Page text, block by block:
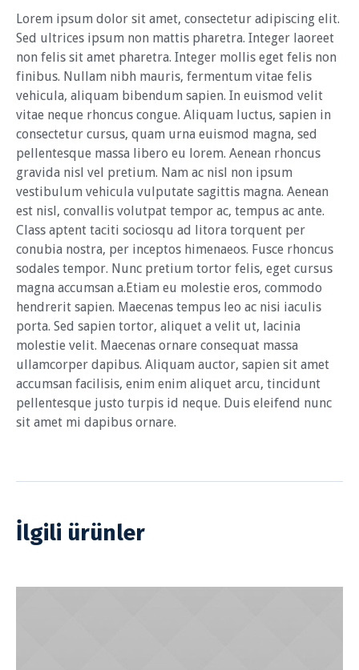
Lorem ipsum dolor sit amet, consectetur adipiscing elit.
Sed ultrices ipsum non mattis pharetra. Integer laoreet
non felis sit amet pharetra. Integer mollis eget felis non
finibus. Nullam nibh mauris, fermentum vitae felis
vehicula, aliquam bibendum sapien. In euismod velit
vitae neque rhoncus congue. Aliquam luctus, sapien in
consectetur cursus, quam urna euismod magna, sed
pellentesque massa libero eu lorem. Aenean rhoncus
gravida nisl vel pretium. Nam ac nisl non ipsum
vestibulum vehicula vulputate sagittis magna. Aenean
est nisl, convallis volutpat tempor ac, tempus ac ante.
Class aptent taciti sociosqu ad litora torquent per
conubia nostra, per inceptos himenaeos. Fusce rhoncus
sodales tempor. Nunc pretium tortor felis, eget cursus
magna accumsan a.Etiam eu molestie eros, commodo
hendrerit sapien. Maecenas tempus leo ac nisi iaculis
porta. Sed sapien tortor, aliquet a velit ut, lacinia
molestie velit. Maecenas ornare consequat massa
ullamcorper dapibus. Aliquam auctor, sapien sit amet
accumsan facilisis, enim enim aliquet arcu, tincidunt
pellentesque justo turpis id neque. Duis eleifend nunc
sit amet mi dapibus ornare.
İlgili ürünler